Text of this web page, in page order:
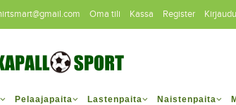
Oma tili Kassa Register
Pelaajapaita Lastenpaita Naistenpaita